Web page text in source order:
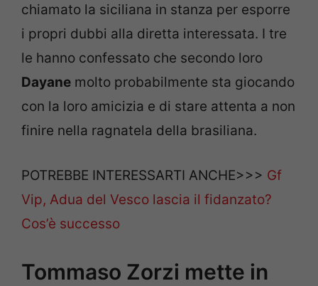
chiamato la siciliana in stanza per esporre
i propri dubbi alla diretta interessata. I tre
le hanno confessato che secondo loro
Dayane molto probabilmente sta giocando
con la loro amicizia e di stare attenta a non
finire nella ragnatela della brasiliana.
POTREBBE INTERESSARTI ANCHE>>> Gf
Vip, Adua del Vesco lascia il fidanzato?
Cos’è successo
Tommaso Zorzi mette in